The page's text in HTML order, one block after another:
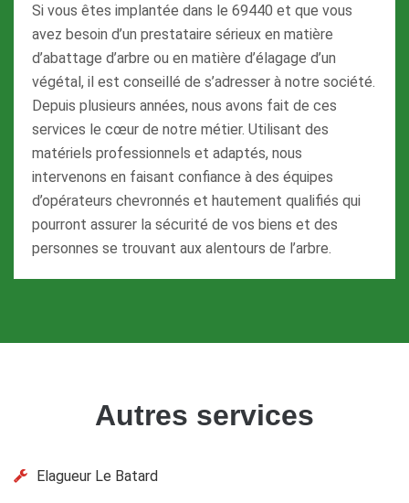
Si vous êtes implantée dans le 69440 et que vous
avez besoin d’un prestataire sérieux en matière
d’abattage d’arbre ou en matière d’élagage d’un
végétal, il est conseillé de s’adresser à notre société.
Depuis plusieurs années, nous avons fait de ces
services le cœur de notre métier. Utilisant des
matériels professionnels et adaptés, nous
intervenons en faisant confiance à des équipes
d’opérateurs chevronnés et hautement qualifiés qui
pourront assurer la sécurité de vos biens et des
personnes se trouvant aux alentours de l’arbre.
Autres services
Elagueur Le Batard